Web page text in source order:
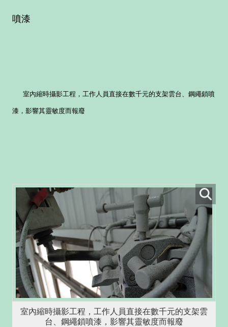
噴漆
室內縮時攝影工程，工作人員直接在數千元的支架雲台、鋼繩鎖噴
漆，影響其靈敏度而報廢
室內縮時攝影工程，工作人員直接在數千元的支架雲
台、鋼繩鎖噴漆，影響其靈敏度而報廢